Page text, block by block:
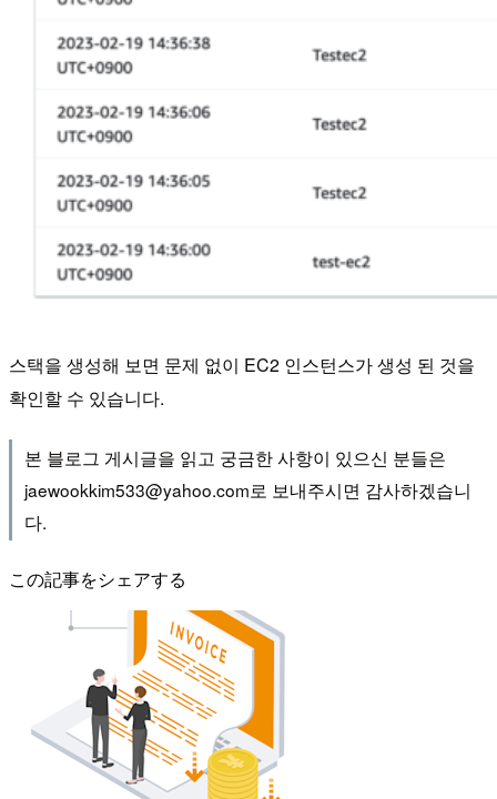
스택을 생성해 보면 문제 없이 EC2 인스턴스가 생성 된 것을
확인할 수 있습니다.
본 블로그 게시글을 읽고 궁금한 사항이 있으신 분들은
jaewookkim533@yahoo.com로 보내주시면 감사하겠습니
다.
この記事をシェアする